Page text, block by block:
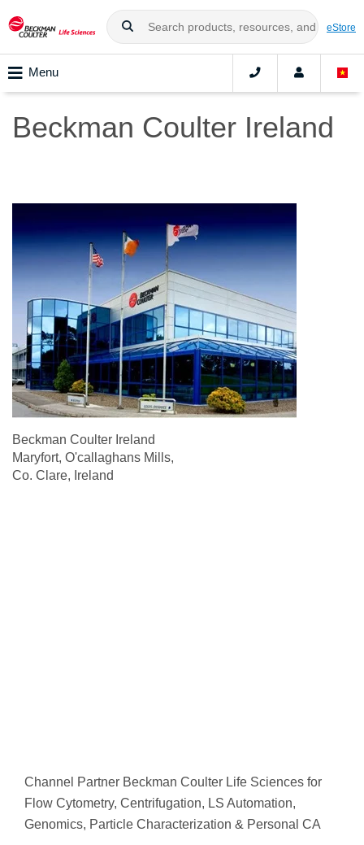
eStore
Menu
Beckman Coulter Ireland
Beckman Coulter Ireland
Maryfort, O'callaghans Mills,
Co. Clare, Ireland
Channel Partner Beckman Coulter Life Sciences for
Flow Cytometry, Centrifugation, LS Automation,
Genomics, Particle Characterization & Personal CA